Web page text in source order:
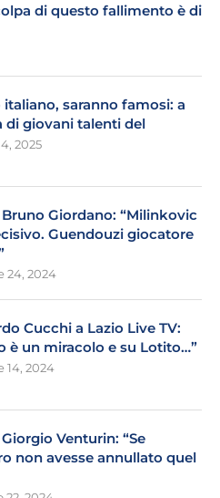
di questo fallimento è di
italiano, saranno famosi: a
di giovani talenti del
2025
Bruno Giordano: “Milinkovic
Guendouzi giocatore
24, 2024
Cucchi a Lazio Live TV:
è un miracolo e su Lotito…”
14, 2024
Venturin: “Se
non avesse annullato quel